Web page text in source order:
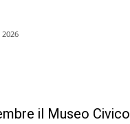
il Museo